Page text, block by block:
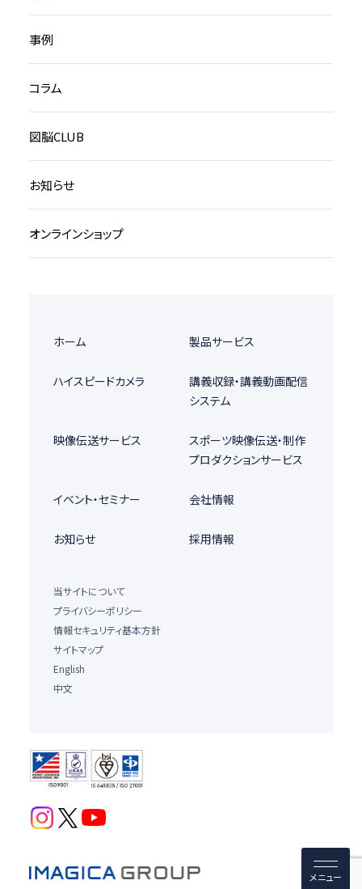
事例
コラム
図脳CLUB
お知らせ
オンラインショップ
ホーム 製品サービス
ハイスピードカメラ
講義収録・講義動画配信
システム
映像伝送サービス
スポーツ映像伝送・制作
プロダクションサービス
イベント・セミナー 会社情報
お知らせ 採用情報
当サイトについて
プライバシーポリシー
情報セキュリティ基本方針
サイトマップ
English
中文